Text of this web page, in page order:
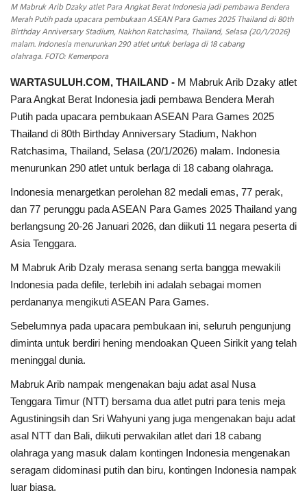
M Mabruk Arib Dzaky atlet Para Angkat Berat Indonesia jadi pembawa Bendera
Merah Putih pada upacara pembukaan ASEAN Para Games 2025 Thailand di 80th
Birthday Anniversary Stadium, Nakhon Ratchasima, Thailand, Selasa (20/1/2026)
malam. Indonesia menurunkan 290 atlet untuk berlaga di 18 cabang
olahraga. FOTO: Kemenpora
WARTASULUH.COM, THAILAND - M Mabruk Arib Dzaky atlet
Para Angkat Berat Indonesia jadi pembawa Bendera Merah
Putih pada upacara pembukaan ASEAN Para Games 2025
Thailand di 80th Birthday Anniversary Stadium, Nakhon
Ratchasima, Thailand, Selasa (20/1/2026) malam. Indonesia
menurunkan 290 atlet untuk berlaga di 18 cabang olahraga.
Indonesia menargetkan perolehan 82 medali emas, 77 perak,
dan 77 perunggu pada ASEAN Para Games 2025 Thailand yang
berlangsung 20-26 Januari 2026, dan diikuti 11 negara peserta di
Asia Tenggara.
M Mabruk Arib Dzaly merasa senang serta bangga mewakili
Indonesia pada defile, terlebih ini adalah sebagai momen
perdananya mengikuti ASEAN Para Games.
Sebelumnya pada upacara pembukaan ini, seluruh pengunjung
diminta untuk berdiri hening mendoakan Queen Sirikit yang telah
meninggal dunia.
Mabruk Arib nampak mengenakan baju adat asal Nusa
Tenggara Timur (NTT) bersama dua atlet putri para tenis meja
Agustiningsih dan Sri Wahyuni yang juga mengenakan baju adat
asal NTT dan Bali, diikuti perwakilan atlet dari 18 cabang
olahraga yang masuk dalam kontingen Indonesia mengenakan
seragam didominasi putih dan biru, kontingen Indonesia nampak
luar biasa.